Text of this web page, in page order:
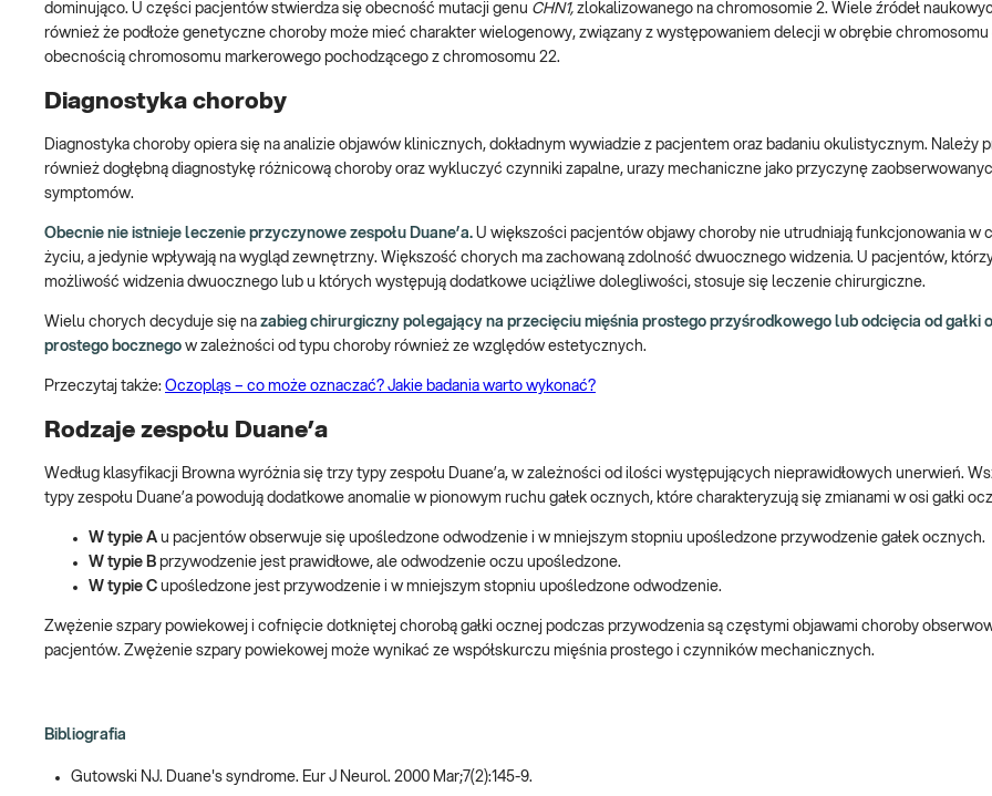
dominująco. U części pacjentów stwierdza się obecność mutacji genu CHN1, zlokalizowanego na chromosomie 2. Wiele źródeł
również że podłoże genetyczne choroby może mieć charakter wielogenowy, związany z występowaniem delecji w obrębie chromosomu
obecnością chromosomu markerowego pochodzącego z chromosomu 22.
Diagnostyka choroby
Diagnostyka choroby opiera się na analizie objawów klinicznych, dokładnym wywiadzie z pacjentem oraz badaniu okulistycznym. Należy
również dogłębną diagnostykę różnicową choroby oraz wykluczyć czynniki zapalne, urazy mechaniczne jako przyczynę
symptomów.
Obecnie nie istnieje leczenie przyczynowe zespołu Duane’a. U większości pacjentów objawy choroby nie utrudniają funkcjonowania w
życiu, a jedynie wpływają na wygląd zewnętrzny. Większość chorych ma zachowaną zdolność dwuocznego widzenia. U pacjentów,
możliwość widzenia dwuocznego lub u których występują dodatkowe uciążliwe dolegliwości, stosuje się leczenie chirurgiczne.
Wielu chorych decyduje się na zabieg chirurgiczny polegający na przecięciu mięśnia prostego przyśrodkowego lub odcięcia od gałki
prostego bocznego w zależności od typu choroby również ze względów estetycznych.
Przeczytaj także: Oczopląs – co może oznaczać? Jakie badania warto wykonać?
Rodzaje zespołu Duane’a
Według klasyfikacji Browna wyróżnia się trzy typy zespołu Duane’a, w zależności od ilości występujących nieprawidłowych unerwień.
typy zespołu Duane’a powodują dodatkowe anomalie w pionowym ruchu gałek ocznych, które charakteryzują się zmianami w osi gałki
W typie A u pacjentów obserwuje się upośledzone odwodzenie i w mniejszym stopniu upośledzone przywodzenie gałek ocznych.
W typie B przywodzenie jest prawidłowe, ale odwodzenie oczu upośledzone.
W typie C upośledzone jest przywodzenie i w mniejszym stopniu upośledzone odwodzenie.
Zwężenie szpary powiekowej i cofnięcie dotkniętej chorobą gałki ocznej podczas przywodzenia są częstymi objawami choroby
pacjentów. Zwężenie szpary powiekowej może wynikać ze współskurczu mięśnia prostego i czynników mechanicznych.
Bibliografia
Gutowski NJ. Duane's syndrome. Eur J Neurol. 2000 Mar;7(2):145-9.